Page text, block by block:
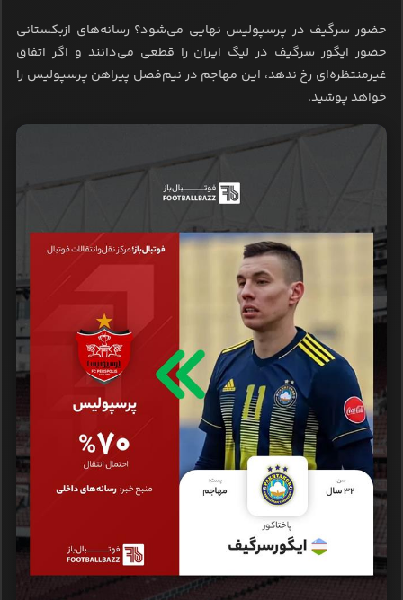
حضور سرگیف در پرسپولیس نهایی می‌شود؟ رسانه‌های ازبکستانی
حضور ایگور سرگیف در لیگ ایران را قطعی می‌دانند و اگر اتفاق
غیرمنتظره‌ای رخ ندهد، این مهاجم در نیم‌فصل پیراهن پرسپولیس را
خواهد پوشید.